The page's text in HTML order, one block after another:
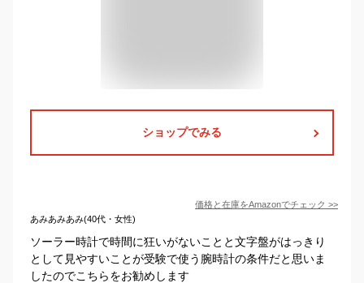
ショップでみる
価格と在庫をAmazonでチェック >>
あみあみあみ(40代・女性)
ソーラー時計で時間に狂いがないことと文字盤がはっきり
として見やすいことが受験で使う腕時計の条件だと思いま
したのでこちらをお勧めします